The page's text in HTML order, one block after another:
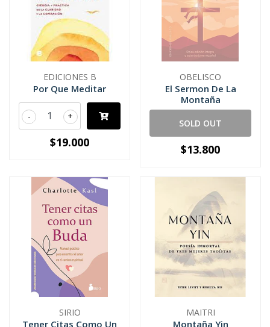
EDICIONES B
Por Que Meditar
+
-
$19.000
OBELISCO
El Sermon De La
Montaña
SOLD OUT
$13.800
SIRIO
Tener Citas Como Un
MAITRI
Montaña Yin